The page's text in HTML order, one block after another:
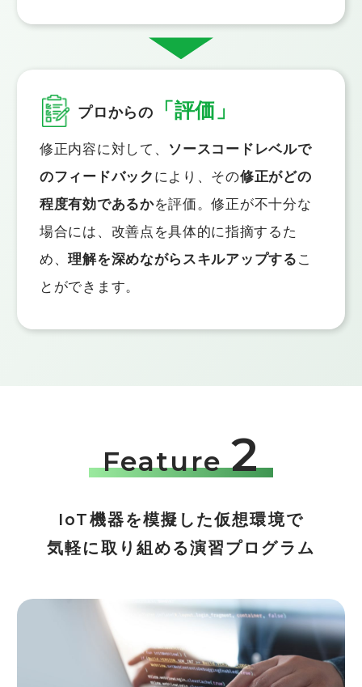
プロからの 「評価」
修正内容に対して、 ソースコードレベルで
のフィードバック により、その修正がどの
程度有効であるかを評価。修正が不十分な
場合には、改善点を具体的に指摘するた
め、理解を深めながらスキルアップする こ
とができます。
Feature2
IoT機器を模擬した仮想環境で
気軽に取り組める演習プログラム